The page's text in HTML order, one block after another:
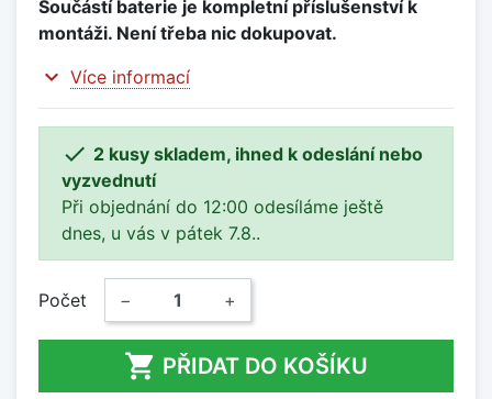
Součástí baterie je kompletní příslušenství k
montáži. Není třeba nic dokupovat.
expand_more Více informací
 2 kusy skladem, ihned k odeslání nebo
vyzvednutí
Při objednání do 12:00 odesíláme ještě
dnes, u vás v pátek 7.8..
Počet − +
 PŘIDAT DO KOŠÍKU